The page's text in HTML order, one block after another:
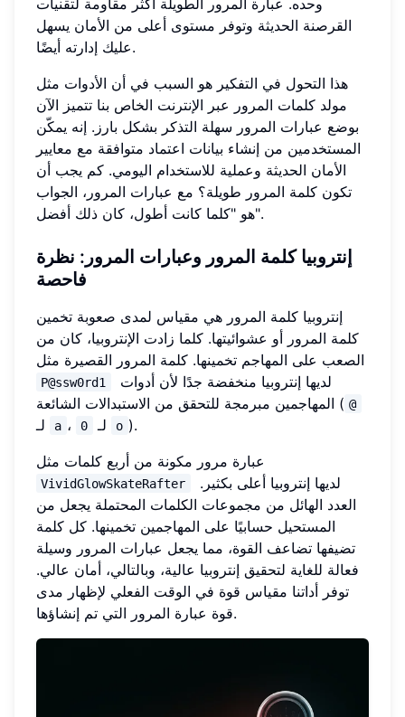
القرصنة الحديثة وتوفر مستوى أعلى من الأمان يسهل
عليك إدارته أيضًا.
هذا التحول في التفكير هو السبب في أن الأدوات مثل
مولد كلمات المرور عبر الإنترنت الخاص بنا تتميز الآن
بوضع عبارات المرور سهلة التذكر بشكل بارز. إنه يمكّن
المستخدمين من إنشاء بيانات اعتماد متوافقة مع معايير
الأمان الحديثة وعملية للاستخدام اليومي. كم يجب أن
تكون كلمة المرور طويلة؟ مع عبارات المرور، الجواب
هو "كلما كانت أطول، كان ذلك أفضل".
إنتروبيا كلمة المرور وعبارات المرور: نظرة
فاحصة
إنتروبيا كلمة المرور هي مقياس لمدى صعوبة تخمين
كلمة المرور أو عشوائيتها. كلما زادت الإنتروبيا، كان من
الصعب على المهاجم تخمينها. كلمة المرور القصيرة مثل
P@ssw0rd1
المهاجمين مبرمجة للتحقق من الاستبدالات الشائعة ( @
a ، 0 o ).
عبارة مرور مكونة من أربع كلمات مثل
VividGlowSkateRafter
العدد الهائل من مجموعات الكلمات المحتملة يجعل من
المستحيل حسابيًا على المهاجمين تخمينها. كل كلمة
تضيفها تضاعف القوة، مما يجعل عبارات المرور وسيلة
فعالة للغاية لتحقيق إنتروبيا عالية، وبالتالي، أمان عالي.
توفر أداتنا مقياس قوة في الوقت الفعلي لإظهار مدى
قوة عبارة المرور التي تم إنشاؤها.